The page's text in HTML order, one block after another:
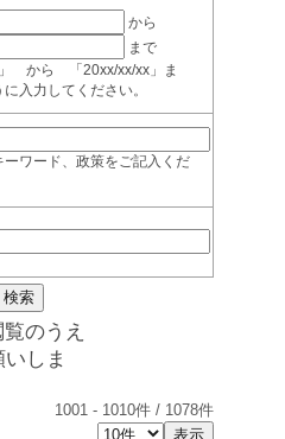
から
まで
から 「20xx/xx/xx」ま
入力してください。
ワード、政策をご記入くだ
覧のうえ
しま
1001 - 1010件 / 1078件